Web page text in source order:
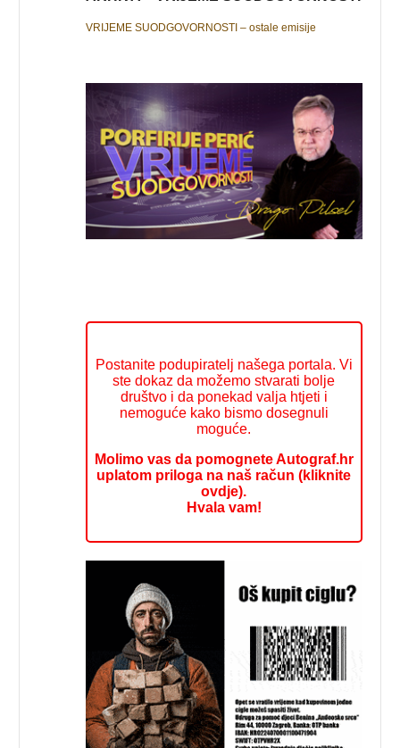
VRIJEME SUODGOVORNOSTI – ostale emisije
Postanite podupiratelj našega portala. Vi
ste dokaz da možemo stvarati bolje
društvo i da ponekad valja htjeti i
nemoguće kako bismo dosegnuli
moguće.
Molimo vas da pomognete Autograf.hr
uplatom priloga na naš račun (kliknite
ovdje).
Hvala vam!